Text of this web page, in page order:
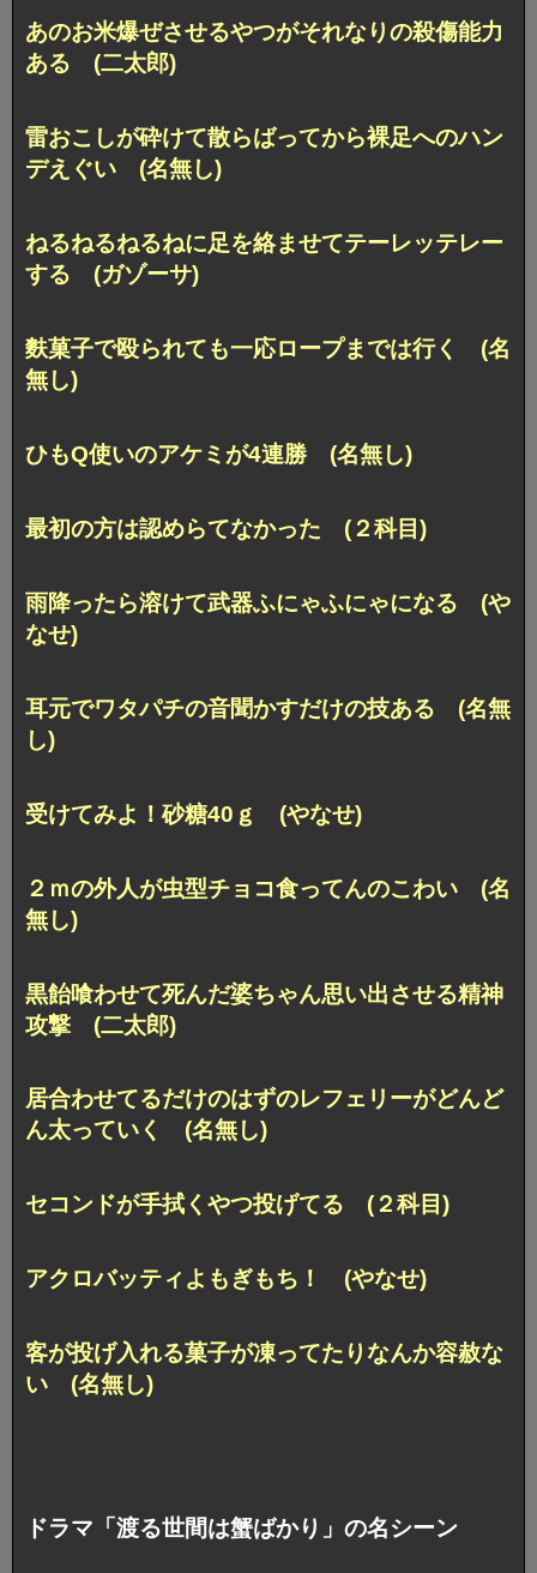
あのお米爆ぜさせるやつがそれなりの殺傷能力
ある (二太郎)
雷おこしが砕けて散らばってから裸足へのハン
デえぐい (名無し)
ねるねるねるねに足を絡ませてテーレッテレー
する (ガゾーサ)
麩菓子で殴られても一応ロープまでは行く (名
無し)
ひもQ使いのアケミが4連勝 (名無し)
最初の方は認めらてなかった (２科目)
雨降ったら溶けて武器ふにゃふにゃになる (や
なせ)
耳元でワタパチの音聞かすだけの技ある (名無
し)
受けてみよ！砂糖40ｇ (やなせ)
２ｍの外人が虫型チョコ食ってんのこわい (名
無し)
黒飴喰わせて死んだ婆ちゃん思い出させる精神
攻撃 (二太郎)
居合わせてるだけのはずのレフェリーがどんど
ん太っていく (名無し)
セコンドが手拭くやつ投げてる (２科目)
アクロバッティよもぎもち！ (やなせ)
客が投げ入れる菓子が凍ってたりなんか容赦な
い (名無し)
ドラマ「渡る世間は蟹ばかり」の名シーン